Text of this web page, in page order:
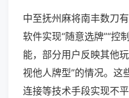
中至抚州麻将南丰数刀
软件实现“随意选牌”“控
能，部分用户反映其他
视他人牌型”的情况。这
连接等技术手段实现不